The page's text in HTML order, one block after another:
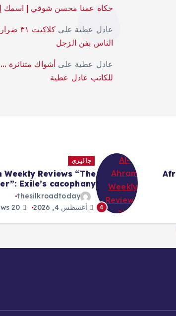
حكاه عمنا محسن شوقي | اسمك
عادل عطية على
الناس بفن الزجل
عادل عطية على أشواك متناثرة
للكاتب عادل عطية
4
جاليري
Weekly Reviews “The
Exile’s cacophany
thesilkroadtoday
أغسطس 4, 2026